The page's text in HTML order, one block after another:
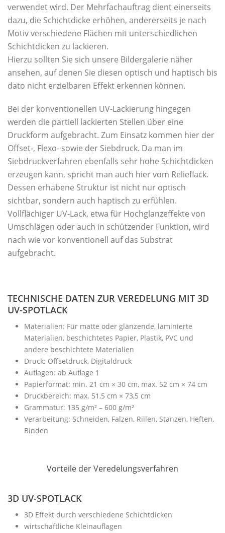
verwendet wird. Der Mehrfachauftrag dient einerseits
dazu, die Schichtdicke erhöhen, andererseits je nach
Motiv verschiedene Flächen mit unterschiedlichen
Schichtdicken zu lackieren.
Hierzu sollten Sie sich unsere Bildergalerie näher
ansehen, auf denen Sie diesen optisch und haptisch bis
dato nicht erzielbaren Effekt erkennen können.
Bei der konventionellen UV-Lackierung hingegen
werden die partiell lackierten Stellen über eine
Druckform aufgebracht. Zum Einsatz kommen hier der
Offset-, Flexo- sowie der Siebdruck. Da man im
Siebdruckverfahren ebenfalls sehr hohe Schichtdicken
erzeugen kann, spricht man auch hier vom Relieflack.
Dessen erhabene Struktur ist nicht nur optisch
sichtbar, sondern auch haptisch zu erfühlen.
Vollflächiger UV-Lack, etwa für Hochglanzeffekte von
Umschlägen oder auch in schützender Funktion, wird
nach wie vor konventionell auf das Substrat
aufgebracht.
TECHNISCHE DATEN ZUR VEREDELUNG MIT 3D
UV-SPOTLACK
Materialien: Für matte oder glänzende, laminierte
Materialien, beschichtetes Papier, Plastik, PVC und
andere beschichtete Materialien
Druck: Offsetdruck, Digitaldruck
Auflagen: ab Auflage 1
Papierformat: min. 21 cm × 30 cm, max. 52 cm × 74 cm
Druckbereich: max. 51,5 cm × 73,5 cm
Grammatur: 135 g/m² – 600 g/m²
Verarbeitung: Schneiden, Falzen, Rillen, Stanzen, Heften,
Binden
Vorteile der Veredelungsverfahren
3D UV-SPOTLACK
3D Effekt durch verschiedene Schichtdicken
wirtschaftliche Kleinauflagen